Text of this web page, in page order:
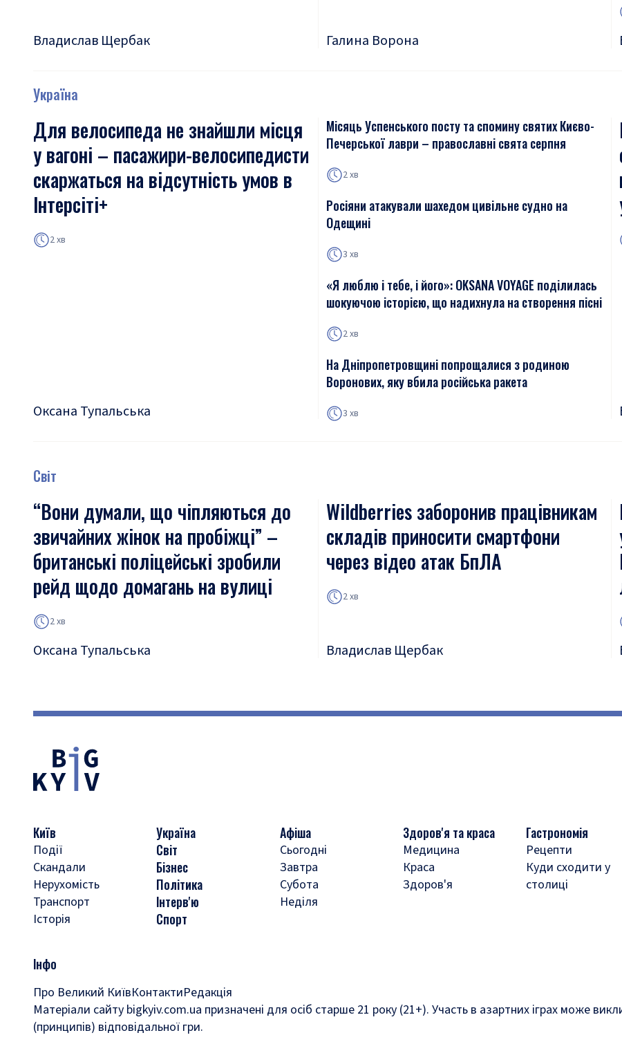
Владислав Щербак Галина Ворона
Україна
Для велосипеда не знайшли місця
у вагоні – пасажири-велосипедисти
скаржаться на відсутність умов в
Інтерсіті+
2 хв
Оксана Тупальська
Місяць Успенського посту та спомину святих Києво-
Печерської лаври – православні свята серпня
2 хв
Росіяни атакували шахедом цивільне судно на
Одещині
3 хв
«Я люблю і тебе, і його»: OKSANA VOYAGE поділилась
шокуючою історією, що надихнула на створення пісні
2 хв
На Дніпропетровщині попрощалися з родиною
Воронових, яку вбила російська ракета
3 хв
Світ
“Вони думали, що чіпляються до
звичайних жінок на пробіжці” –
британські поліцейські зробили
рейд щодо домагань на вулиці
2 хв
Оксана Тупальська
Wildberries заборонив працівникам
складів приносити смартфони
через відео атак БпЛА
2 хв
Владислав Щербак
Київ
Події
Скандали
Нерухомість
Транспорт
Історія
Україна
Світ
Бізнес
Політика
Інтерв'ю
Спорт
Афіша
Сьогодні
Завтра
Субота
Неділя
Здоров'я та краса
Медицина
Краса
Здоров'я
Гастрономія
Рецепти
Куди сходити у
столиці
Інфо
Про Великий КиївКонтактиРедакція
Матеріали сайту bigkyiv.com.ua призначені для осіб старше 21 року (21+). Участь в азартних іграх може
(принципів) відповідальної гри.